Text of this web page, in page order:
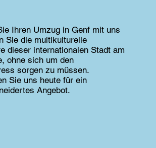
Ihren Umzug in Genf mit uns
Sie die multikulturelle
dieser internationalen Stadt am
ohne sich um den
sorgen zu müssen.
Sie uns heute für ein
Angebot.